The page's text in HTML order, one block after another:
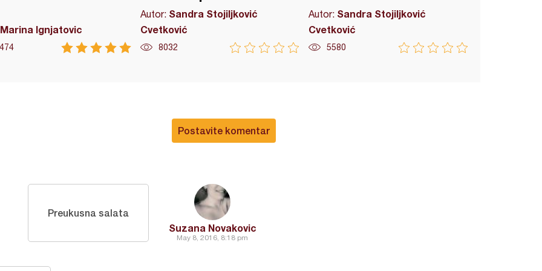
Marina Ignjatovic
Autor: Sandra Stojiljković
Cvetković
8032
Autor: Sandra Stojiljković
Cvetković
5580
Postavite komentar
Suzana Novakovic
May 8, 2016, 8:18 pm
Preukusna salata